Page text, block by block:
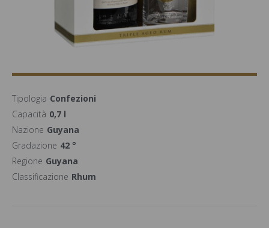
Tipologia Confezioni
Capacità 0,7 l
Nazione Guyana
Gradazione 42 °
Regione Guyana
Classificazione Rhum